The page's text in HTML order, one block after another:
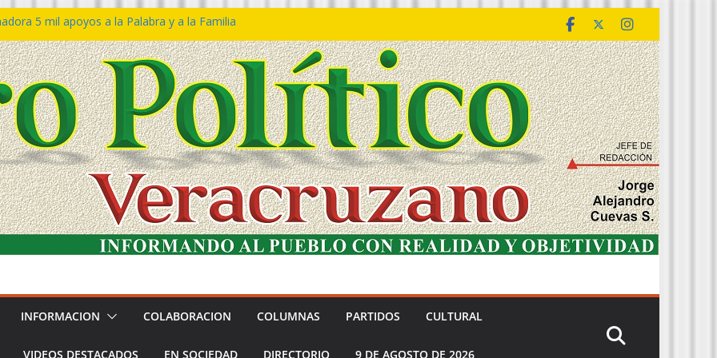
5 mil apoyos a la Palabra y a la Familia
Declaraciones de Procedencia en contra
𝙂𝙤𝙗𝙞𝙚𝙧𝙣𝙤 𝙙𝙚𝙡 𝙀𝙨𝙩𝙖𝙙𝙤 𝙖 𝙙𝙞𝙨𝙛𝙧𝙪𝙩𝙖𝙧
𝙙𝙚𝙡 𝙈𝙖𝙧 𝙚𝙣 𝘾𝙤𝙖𝙩𝙯𝙖𝙘𝙤𝙖𝙡𝙘𝙤𝙨
de policías con vocación de servicio y
SSP
Bravo rechaza acusaciones y asegura que
solicitud de desafuero
INFORMACION COLABORACION COLUMNAS PARTIDOS CULTURAL
VIDEOS DESTACADOS EN SOCIEDAD DIRECTORIO 9 DE AGOSTO DE 2026